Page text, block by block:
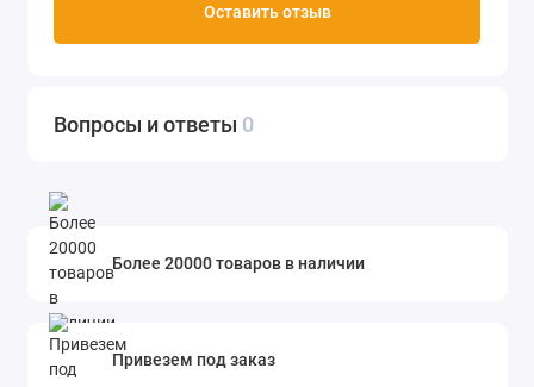
Оставить отзыв
Вопросы и ответы 0
Более 20000 товаров в наличии
Привезем под заказ